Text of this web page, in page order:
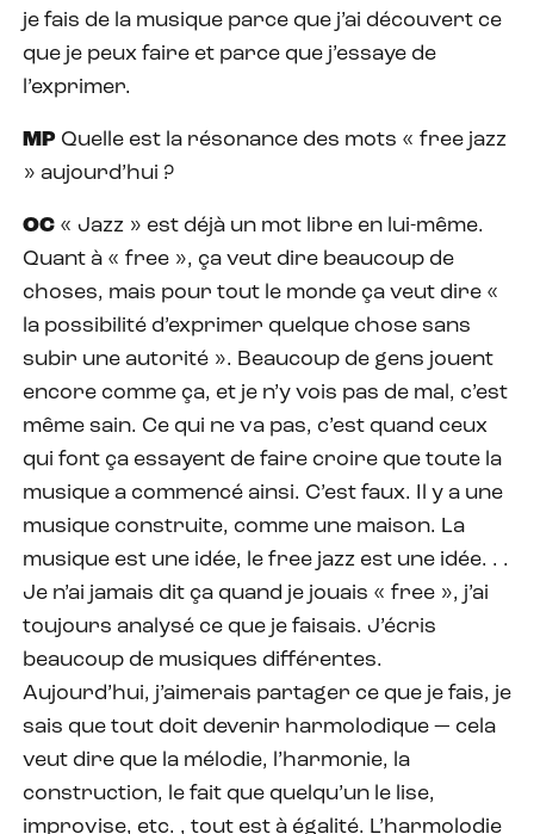
je fais de la musique parce que j’ai découvert ce
que je peux faire et parce que j’essaye de
l’exprimer.
MP Quelle est la résonance des mots « free jazz
» aujourd’hui ?
OC « Jazz » est déjà un mot libre en lui-même.
Quant à « free », ça veut dire beaucoup de
choses, mais pour tout le monde ça veut dire «
la possibilité d’exprimer quelque chose sans
subir une autorité ». Beaucoup de gens jouent
encore comme ça, et je n’y vois pas de mal, c’est
même sain. Ce qui ne va pas, c’est quand ceux
qui font ça essayent de faire croire que toute la
musique a commencé ainsi. C’est faux. Il y a une
musique construite, comme une maison. La
musique est une idée, le free jazz est une idée. . .
Je n’ai jamais dit ça quand je jouais « free », j’ai
toujours analysé ce que je faisais. J’écris
beaucoup de musiques différentes.
Aujourd’hui, j’aimerais partager ce que je fais, je
sais que tout doit devenir harmolodique — cela
veut dire que la mélodie, l’harmonie, la
construction, le fait que quelqu’un le lise,
improvise, etc. , tout est à égalité. L’harmolodie